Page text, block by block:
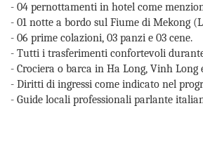
- 04 pernottamenti in hotel come
- 01 notte a bordo sul Fiume di Mekong
- 06 prime colazioni, 03 panzi e 03 cene.
- Tutti i trasferimenti confortevoli
- Crociera o barca in Ha Long, Vinh Long
- Diritti di ingressi come indicato nel
- Guide locali professionali parlante